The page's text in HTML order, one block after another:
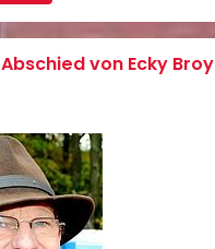
Abschied von Ecky Broy